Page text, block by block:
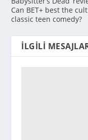
Can BET+ best the cult
classic teen comedy?
İLGILI